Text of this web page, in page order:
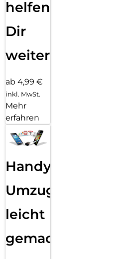
helfen
Dir
weiter
ab 4,99 €
inkl. MwSt.
Mehr
erfahren
Handy
Umzug
leicht
gemacht!